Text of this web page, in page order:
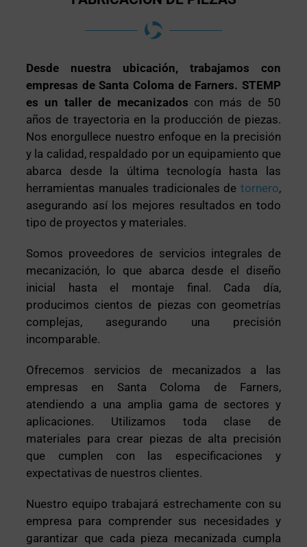
Desde nuestra ubicación, trabajamos con
empresas de Santa Coloma de Farners. STEMP
es un taller de mecanizados con más de 50
años de trayectoria en la producción de piezas.
Nos enorgullece nuestro enfoque en la precisión
y la calidad, respaldado por un equipamiento que
abarca desde la última tecnología hasta las
herramientas manuales tradicionales de tornero,
asegurando así los mejores resultados en todo
tipo de proyectos y materiales.
Somos proveedores de servicios integrales de
mecanización, lo que abarca desde el diseño
inicial hasta el montaje final. Cada día,
producimos cientos de piezas con geometrías
complejas, asegurando una precisión
incomparable.
Ofrecemos servicios de mecanizados a las
empresas en Santa Coloma de Farners,
atendiendo a una amplia gama de sectores y
aplicaciones. Utilizamos toda clase de
materiales para crear piezas de alta precisión
que cumplen con las especificaciones y
expectativas de nuestros clientes.
Nuestro equipo trabajará estrechamente con su
empresa para comprender sus necesidades y
garantizar que cada pieza mecanizada cumpla